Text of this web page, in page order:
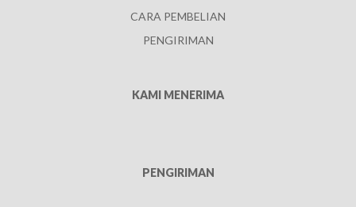
CARA PEMBELIAN
PENGIRIMAN
KAMI MENERIMA
PENGIRIMAN